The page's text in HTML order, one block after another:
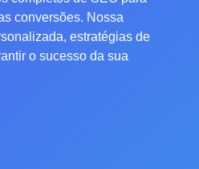
conversões. Nossa
estratégias de
o sucesso da sua